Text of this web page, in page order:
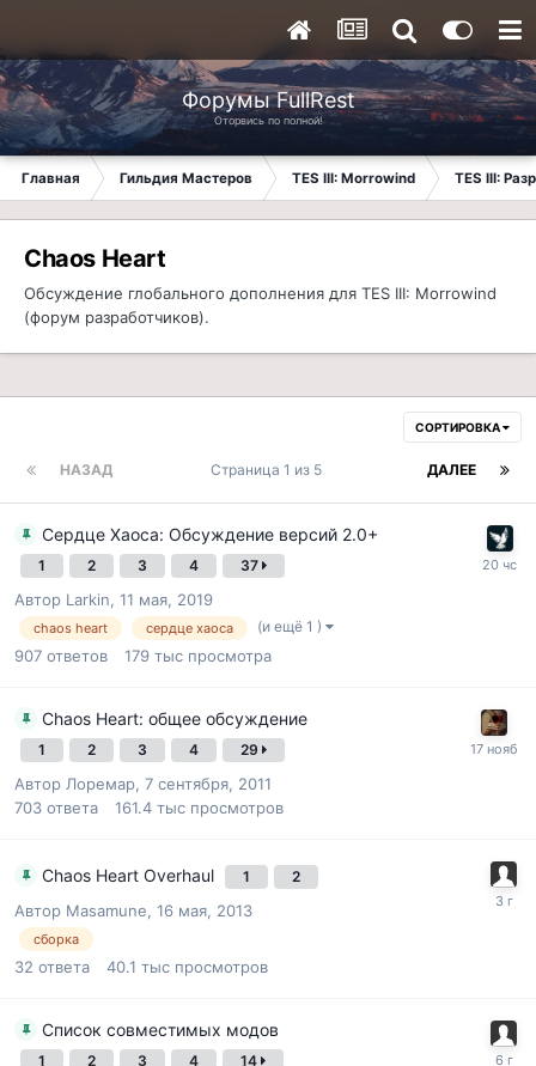
Форумы FullRest
Оторвись по полной!
Главная Гильдия Мастеров TES III: Morrowind TES III:
Chaos Heart
Обсуждение глобального дополнения для TES III: Morrowind
(форум разработчиков).
СОРТИРОВКА
НАЗАД ДАЛЕЕ
Страница 1 из 5
Сердце Хаоса: Обсуждение версий 2.0+
1 2 3 4 37
Автор Larkin, 11 мая, 2019
chaos heart сердце хаоса (и ещё 1 )
907 ответов 179 тыс просмотра
Chaos Heart: общее обсуждение
1 2 3 4 29
Автор Лоремар, 7 сентября, 2011
703 ответа 161.4 тыс просмотров
Chaos Heart Overhaul 1 2
Автор Masamune, 16 мая, 2013
сборка
32 ответа 40.1 тыс просмотров
Список совместимых модов
1 2 3 4 14